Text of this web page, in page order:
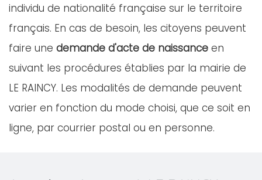
individu de nationalité française sur le territoire
français. En cas de besoin, les citoyens peuvent
faire une demande d'acte de naissance en
suivant les procédures établies par la mairie de
LE RAINCY. Les modalités de demande peuvent
varier en fonction du mode choisi, que ce soit en
ligne, par courrier postal ou en personne.